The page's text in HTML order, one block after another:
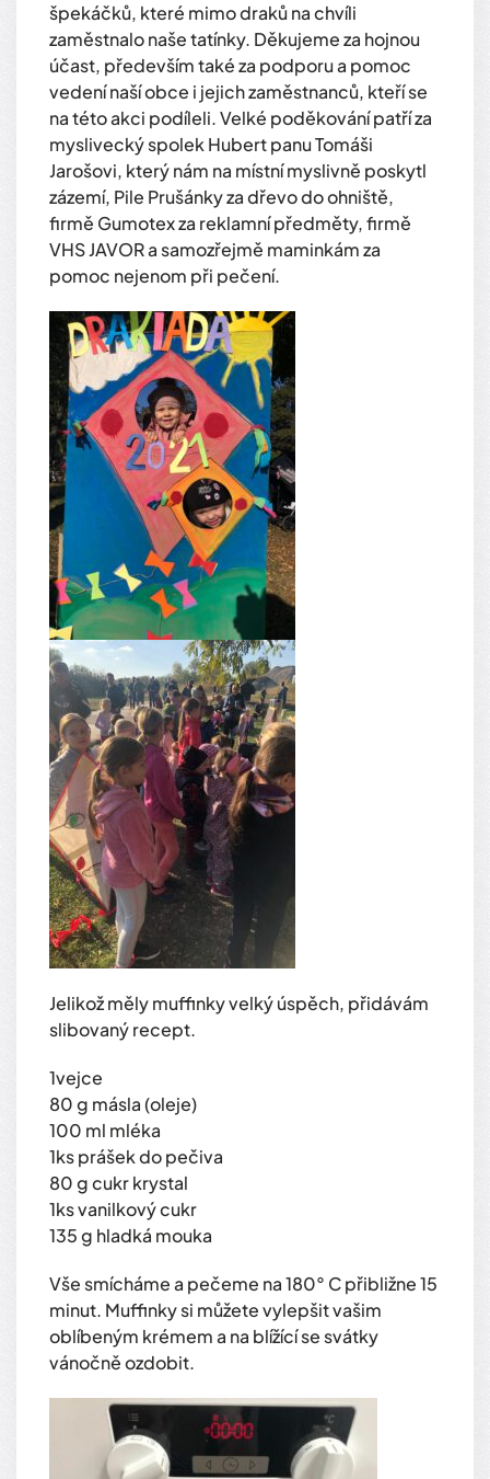
špekáčků, které mimo draků na chvíli
zaměstnalo naše tatínky. Děkujeme za hojnou
účast, především také za podporu a pomoc
vedení naší obce i jejich zaměstnanců, kteří se
na této akci podíleli. Velké poděkování patří za
myslivecký spolek Hubert panu Tomáši
Jarošovi, který nám na místní myslivně poskytl
zázemí, Pile Prušánky za dřevo do ohniště,
firmě Gumotex za reklamní předměty, firmě
VHS JAVOR a samozřejmě maminkám za
pomoc nejenom při pečení.
Jelikož měly muffinky velký úspěch, přidávám
slibovaný recept.
1vejce
80 g másla (oleje)
100 ml mléka
1ks prášek do pečiva
80 g cukr krystal
1ks vanilkový cukr
135 g hladká mouka
Vše smícháme a pečeme na 180° C přibližne 15
minut. Muffinky si můžete vylepšit vašim
oblíbeným krémem a na blížící se svátky
vánočně ozdobit.